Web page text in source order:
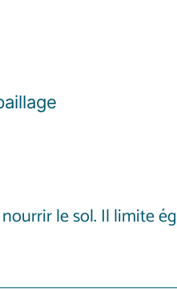
le sol. Il limite